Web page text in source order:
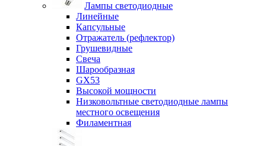
Лампы светодиодные
Линейные
Капсульные
Отражатель (рефлектор)
Грушевидные
Свеча
Шарообразная
GX53
Высокой мощности
Низковольтные светодиодные лампы
местного освещения
Филаментная